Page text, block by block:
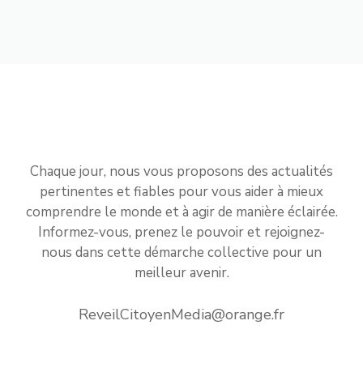
Chaque jour, nous vous proposons des actualités
pertinentes et fiables pour vous aider à mieux
comprendre le monde et à agir de manière éclairée.
Informez-vous, prenez le pouvoir et rejoignez-
nous dans cette démarche collective pour un
meilleur avenir.
ReveilCitoyenMedia@orange.fr